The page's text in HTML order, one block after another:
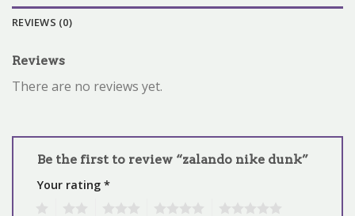
REVIEWS (0)
Reviews
There are no reviews yet.
Be the first to review “zalando nike dunk”
Your rating *